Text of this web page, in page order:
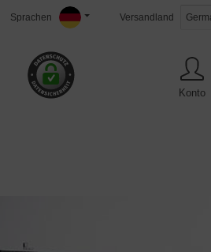
Sprachen Versandland
Konto